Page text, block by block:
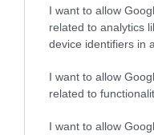
I want to allow
related to analytics
device identifiers in
I want to allow
related to
I want to allow
προκαταβολές
08.08.2026 | 18:00
αντιδήμαρχος στην
για τρίτη φορά
Αγροτικές ενισχύσεις:
Ποιοι θα λάβουν
νωρίτερα τις